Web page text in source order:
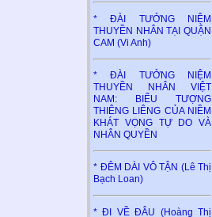
* ĐÀI TƯỞNG NIỆM
THUYỀN NHÂN TẠI QUẬN
CAM (Vi Anh)
* ĐÀI TƯỞNG NIỆM
THUYỀN NHÂN VIỆT
NAM: BIỂU TƯỢNG
THIÊNG LIÊNG CỦA NIỀM
KHÁT VỌNG TỰ DO VÀ
NHÂN QUYỀN
* ĐÊM DÀI VÔ TẬN (Lê Thị
Bạch Loan)
* ĐI VỀ ĐÂU (Hoàng Thị